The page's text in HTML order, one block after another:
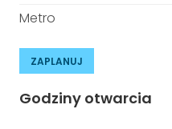
Metro
ZAPLANUJ
Godziny otwarcia